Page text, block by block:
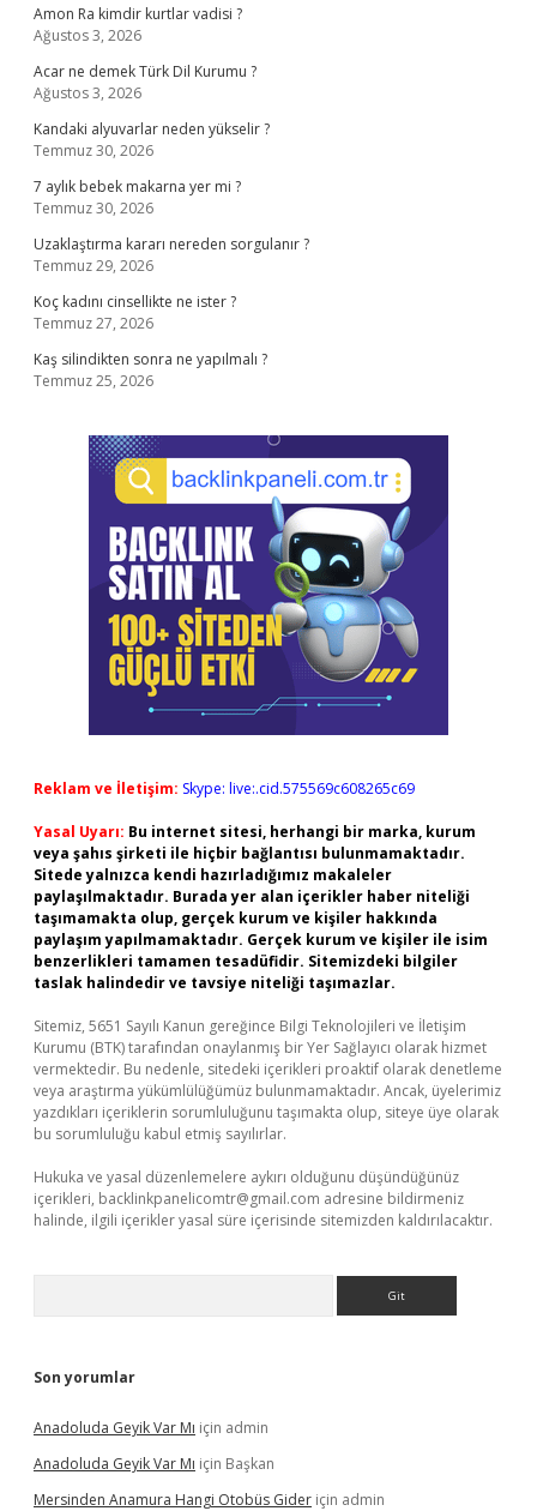
Amon Ra kimdir kurtlar vadisi ?
Ağustos 3, 2026
Acar ne demek Türk Dil Kurumu ?
Ağustos 3, 2026
Kandaki alyuvarlar neden yükselir ?
Temmuz 30, 2026
7 aylık bebek makarna yer mi ?
Temmuz 30, 2026
Uzaklaştırma kararı nereden sorgulanır ?
Temmuz 29, 2026
Koç kadını cinsellikte ne ister ?
Temmuz 27, 2026
Kaş silindikten sonra ne yapılmalı ?
Temmuz 25, 2026
Reklam ve İletişim: Skype: live:.cid.575569c608265c69
Yasal Uyarı: Bu internet sitesi, herhangi bir marka, kurum
veya şahıs şirketi ile hiçbir bağlantısı bulunmamaktadır.
Sitede yalnızca kendi hazırladığımız makaleler
paylaşılmaktadır. Burada yer alan içerikler haber niteliği
taşımamakta olup, gerçek kurum ve kişiler hakkında
paylaşım yapılmamaktadır. Gerçek kurum ve kişiler ile isim
benzerlikleri tamamen tesadüfidir. Sitemizdeki bilgiler
taslak halindedir ve tavsiye niteliği taşımazlar.
Sitemiz, 5651 Sayılı Kanun gereğince Bilgi Teknolojileri ve İletişim
Kurumu (BTK) tarafından onaylanmış bir Yer Sağlayıcı olarak hizmet
vermektedir. Bu nedenle, sitedeki içerikleri proaktif olarak denetleme
veya araştırma yükümlülüğümüz bulunmamaktadır. Ancak, üyelerimiz
yazdıkları içeriklerin sorumluluğunu taşımakta olup, siteye üye olarak
bu sorumluluğu kabul etmiş sayılırlar.
Hukuka ve yasal düzenlemelere aykırı olduğunu düşündüğünüz
içerikleri, backlinkpanelicomtr@gmail.com adresine bildirmeniz
halinde, ilgili içerikler yasal süre içerisinde sitemizden kaldırılacaktır.
Son yorumlar
Anadoluda Geyik Var Mı için admin
Anadoluda Geyik Var Mı için Başkan
Mersinden Anamura Hangi Otobüs Gider için admin